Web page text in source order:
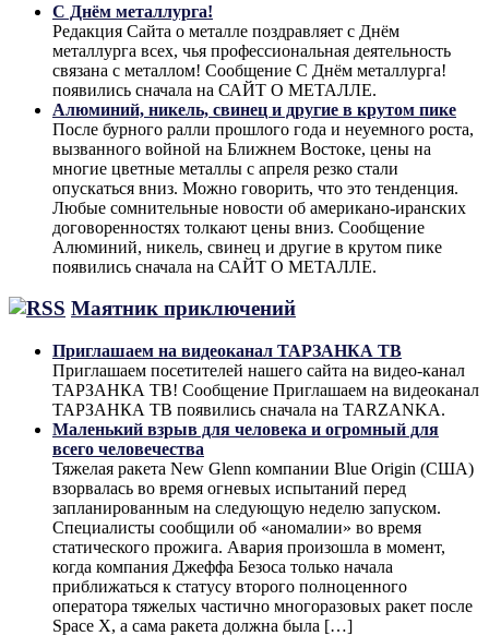
С Днём металлурга!
Редакция Сайта о металле поздравляет с Днём
металлурга всех, чья профессиональная деятельность
связана с металлом! Сообщение С Днём металлурга!
появились сначала на САЙТ О МЕТАЛЛЕ.
Алюминий, никель, свинец и другие в крутом пике
После бурного ралли прошлого года и неуемного роста,
вызванного войной на Ближнем Востоке, цены на
многие цветные металлы с апреля резко стали
опускаться вниз. Можно говорить, что это тенденция.
Любые сомнительные новости об американо-иранских
договоренностях толкают цены вниз. Сообщение
Алюминий, никель, свинец и другие в крутом пике
появились сначала на САЙТ О МЕТАЛЛЕ.
Маятник приключений
Приглашаем на видеоканал ТАРЗАНКА ТВ
Приглашаем посетителей нашего сайта на видео-канал
ТАРЗАНКА ТВ! Сообщение Приглашаем на видеоканал
ТАРЗАНКА ТВ появились сначала на TARZANKA.
Маленький взрыв для человека и огромный для
всего человечества
Тяжелая ракета New Glenn компании Blue Origin (США)
взорвалась во время огневых испытаний перед
запланированным на следующую неделю запуском.
Специалисты сообщили об «аномалии» во время
статического прожига. Авария произошла в момент,
когда компания Джеффа Безоса только начала
приближаться к статусу второго полноценного
оператора тяжелых частично многоразовых ракет после
Space X, а сама ракета должна была […]